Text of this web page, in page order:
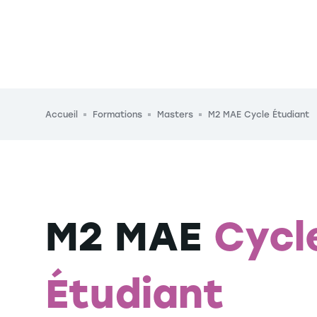
Fil d'Ariane
Accueil Formations Masters M2 MAE Cycle Étudiant
M2 MAE
Étudiant